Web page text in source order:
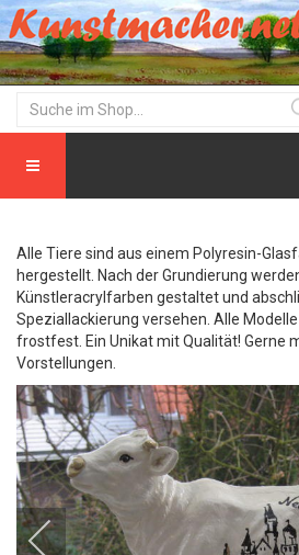
Alle Tiere sind aus einem Polyresin-
hergestellt. Nach der Grundierung
Künstleracrylfarben gestaltet und
Speziallackierung versehen. Alle
frostfest. Ein Unikat mit Qualität! Gerne
Vorstellungen.